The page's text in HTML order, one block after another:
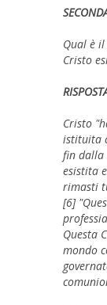
Qual è
Cristo
Cristo
istituita
fin dalla
esistita
rimasti
[6]
Questa
mondo